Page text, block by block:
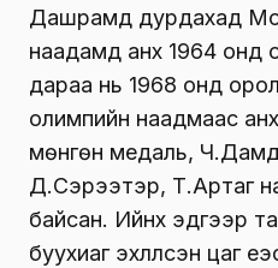
Дашрамд дурдахад
наадамд анх 1964 онд
дараа нь 1968 онд
олимпийн наадмаас
мөнгөн медаль,
Д.Сэрээтэр, Т.Артаг
байсан. Ийнхүү эдгээр
буухиаг эхлүүлсэн цаг